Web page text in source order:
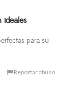
ideales
para su
Reportar abuso